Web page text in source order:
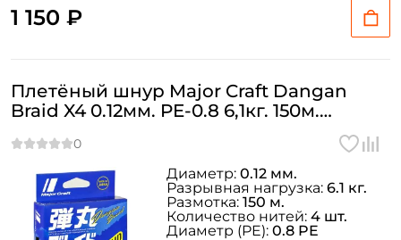
1 150 ₽
Плетёный шнур Major Craft Dangan
Braid X4 0.12мм. PE-0.8 6,1кг. 150м.
Диаметр: 0.12 мм.
Разрывная нагрузка: 6.1 кг.
Размотка: 150 м.
Количество нитей: 4 шт.
Диаметр (PE): 0.8 PE